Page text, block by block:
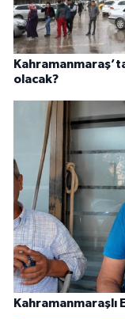
olacak?
Kahramanmaraşlı